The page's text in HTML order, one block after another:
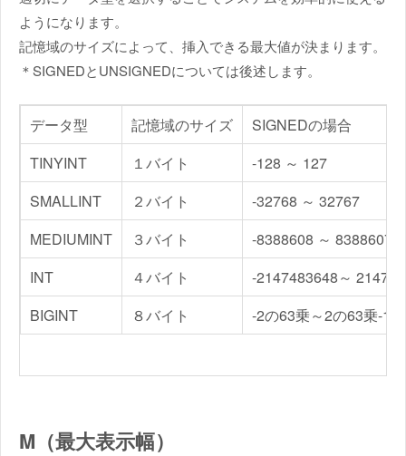
ようになります。
記憶域のサイズによって、挿入できる最大値が決まります。
＊SIGNEDとUNSIGNEDについては後述します。
データ型 記憶域のサイズ
SIGNEDの場合
TINYINT
１バイト
-128 ～ 127
SMALLINT
２バイト
-32768 ～ 32767
MEDIUMINT
３バイト
-8388608 ～ 8388607
INT
４バイト
-2147483648～
BIGINT
８バイト -2の63乗～2の63乗-1
M（最大表示幅）